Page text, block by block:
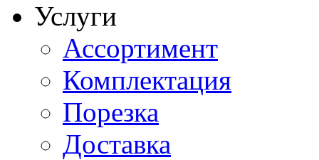
Услуги
Ассортимент
Комплектация
Порезка
Доставка